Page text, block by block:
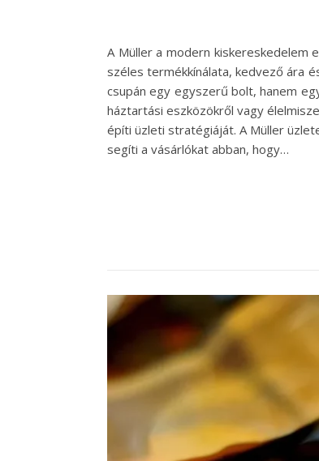
A Müller a modern kiskereskedelem
széles termékkínálata, kedvező ára
csupán egy egyszerű bolt, hanem
háztartási eszközökről vagy
építi üzleti stratégiáját. A Müller
segíti a vásárlókat abban, hogy…